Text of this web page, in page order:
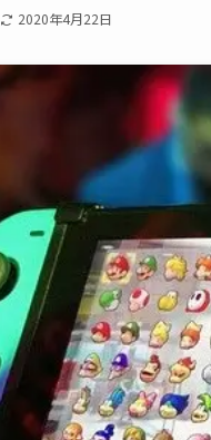
2020年4月22日